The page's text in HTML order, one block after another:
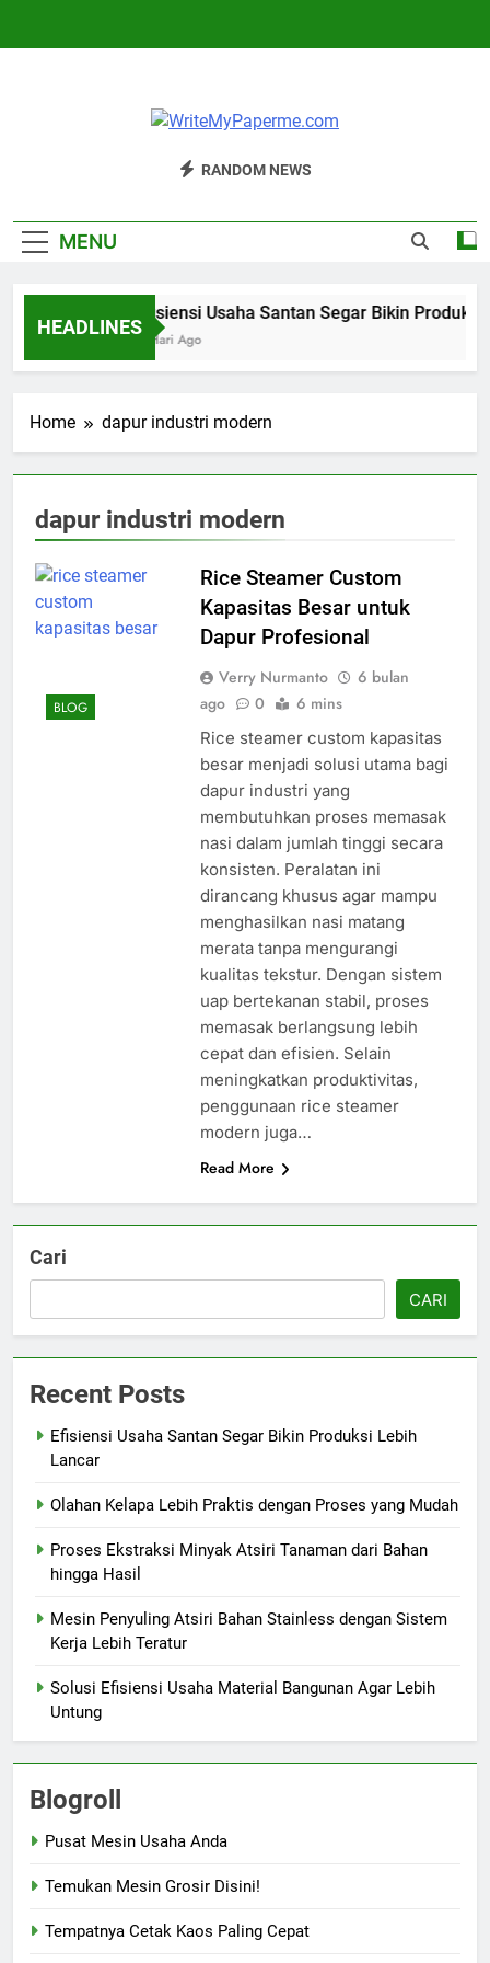
Bisnis, Kuliner, Teknologi
RANDOM NEWS
MENU
HEADLINES
Efisiensi Usaha Santan Segar Bikin Produksi
4 Hari Ago
Home dapur industri modern
dapur industri modern
BLOG
Rice Steamer Custom
Kapasitas Besar untuk
Dapur Profesional
Verry Nurmanto
6 bulan
ago
0 6 mins
Rice steamer custom kapasitas
besar menjadi solusi utama bagi
dapur industri yang
membutuhkan proses memasak
nasi dalam jumlah tinggi secara
konsisten. Peralatan ini
dirancang khusus agar mampu
menghasilkan nasi matang
merata tanpa mengurangi
kualitas tekstur. Dengan sistem
uap bertekanan stabil, proses
memasak berlangsung lebih
cepat dan efisien. Selain
meningkatkan produktivitas,
penggunaan rice steamer
modern juga…
Read More
Cari
CARI
Recent Posts
Efisiensi Usaha Santan Segar Bikin Produksi Lebih
Lancar
Olahan Kelapa Lebih Praktis dengan Proses yang Mudah
Proses Ekstraksi Minyak Atsiri Tanaman dari Bahan
hingga Hasil
Mesin Penyuling Atsiri Bahan Stainless dengan Sistem
Kerja Lebih Teratur
Solusi Efisiensi Usaha Material Bangunan Agar Lebih
Untung
Blogroll
Pusat Mesin Usaha Anda
Temukan Mesin Grosir Disini!
Tempatnya Cetak Kaos Paling Cepat